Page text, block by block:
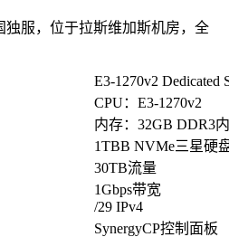
独服，位于拉斯维加斯机房，全
E3-1270v2 Dedicated
CPU：E3-1270v2
内存：32GB DDR3
1TBB NVMe三星硬
30TB流量
1Gbps带宽
/29 IPv4
SynergyCP控制面板